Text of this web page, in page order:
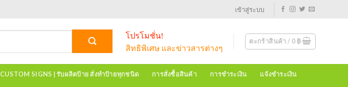
เข้าสู่ระบบ
โปรโมชั่น!
สิทธิพิเศษ และข่าวสารต่างๆ
ตะกร้าสินค้า / 0฿
CUSTOM SIGNS | รับผลิตป้าย สั่งทำป้ายทุกชนิด การสั่งซื้อสินค้า การชำระเงิน แจ้งชำระเงิน